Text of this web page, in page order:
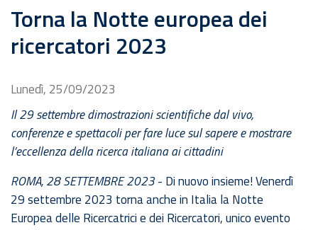
Torna la Notte europea dei
ricercatori 2023
Lunedì, 25/09/2023
Il 29 settembre dimostrazioni scientifiche dal vivo,
conferenze e spettacoli per fare luce sul sapere e mostrare
l’eccellenza della ricerca italiana ai cittadini
ROMA, 28 SETTEMBRE 2023- Di nuovo insieme! Venerdì
29 settembre 2023 torna anche in Italia la Notte
Europea delle Ricercatrici e dei Ricercatori, unico evento